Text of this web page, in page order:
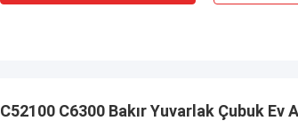
C52100 C6300 Bakır Yuvarlak Çubuk Ev